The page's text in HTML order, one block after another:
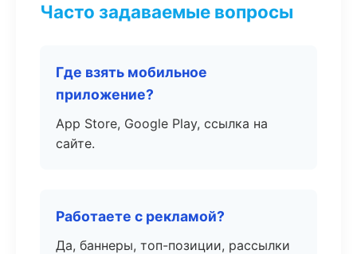
Часто задаваемые вопросы
Где взять мобильное
приложение?
App Store, Google Play, ссылка на
сайте.
Работаете с рекламой?
Да, баннеры, топ-позиции, рассылки